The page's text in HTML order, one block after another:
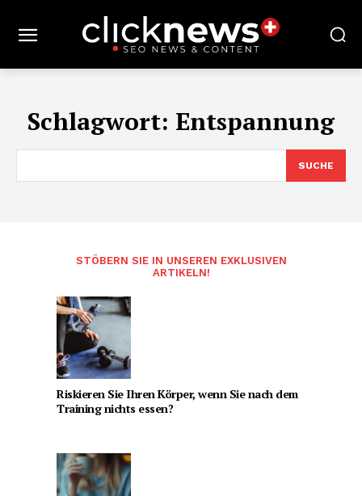
Schlagwort: Entspannung
SUCHE
STÖBERN SIE IN UNSEREN EXKLUSIVEN
ARTIKELN!
Riskieren Sie Ihren Körper, wenn Sie nach dem
Training nichts essen?